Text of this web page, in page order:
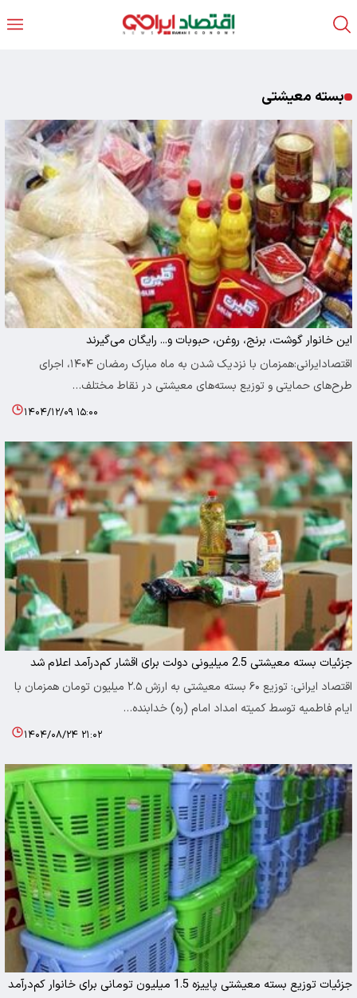
بسته معیشتی
این خانوار گوشت، برنج، روغن، حبوبات و... رایگان می‌گیرند
اقتصادایرانی:همزمان با نزدیک شدن به ماه مبارک رمضان ۱۴۰۴، اجرای
طرح‌های حمایتی و توزیع بسته‌های معیشتی در نقاط مختلف…
۱۴۰۴/۱۲/۰۹ ۱۵:۰۰
جزئیات بسته معیشتی 2.5 میلیونی دولت برای اقشار کم‌درآمد اعلام شد
اقتصاد ایرانی: توزیع ۶۰ بسته معیشتی به ارزش ۲.۵ میلیون تومان همزمان با
ایام فاطمیه توسط کمیته امداد امام (ره) خدابنده…
۱۴۰۴/۰۸/۲۴ ۲۱:۰۲
جزئیات توزیع بسته معیشتی پاییزه 1.5 میلیون تومانی برای خانوار کم‌درآمد